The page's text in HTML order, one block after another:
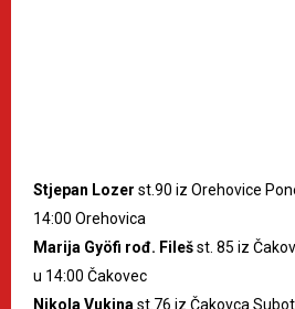
Stjepan Lozer st.90 iz Orehovice
14:00 Orehovica
Marija Gyöfi rođ. Filešst. 85 iz
u 14:00 Čakovec
Nikola Vukinast.76 iz Čakovca